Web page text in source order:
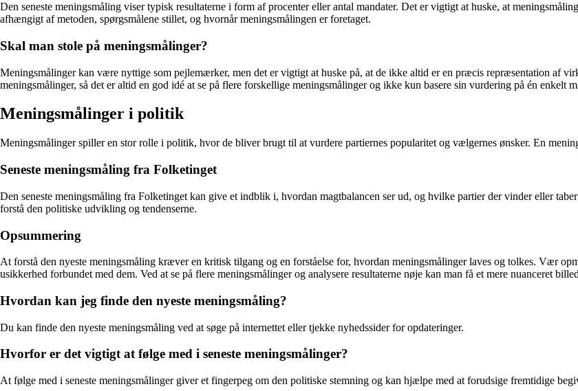
Den seneste meningsmåling viser typisk resultaterne i form af procenter eller antal mandater. Det er vigtigt at huske, at
afhængigt af metoden, spørgsmålene stillet, og hvornår meningsmålingen er foretaget.
Skal man stole på meningsmålinger?
Meningsmålinger kan være nyttige som pejlemærker, men det er vigtigt at huske på, at de ikke altid er en præcis repræsentation af
meningsmålinger, så det er altid en god idé at se på flere forskellige meningsmålinger og ikke kun basere sin vurdering på én enkelt
Meningsmålinger i politik
Meningsmålinger spiller en stor rolle i politik, hvor de bliver brugt til at vurdere partiernes popularitet og vælgernes ønsker. En
Seneste meningsmåling fra Folketinget
Den seneste meningsmåling fra Folketinget kan give et indblik i, hvordan magtbalancen ser ud, og hvilke partier der vinder eller
forstå den politiske udvikling og tendenserne.
Opsummering
At forstå den nyeste meningsmåling kræver en kritisk tilgang og en forståelse for, hvordan meningsmålinger laves og tolkes. Vær
usikkerhed forbundet med dem. Ved at se på flere meningsmålinger og analysere resultaterne nøje kan man få et mere nuanceret
Hvordan kan jeg finde den nyeste meningsmåling?
Du kan finde den nyeste meningsmåling ved at søge på internettet eller tjekke nyhedssider for opdateringer.
Hvorfor er det vigtigt at følge med i seneste meningsmålinger?
At følge med i seneste meningsmålinger giver et fingerpeg om den politiske stemning og kan hjælpe med at forudsige fremtidige